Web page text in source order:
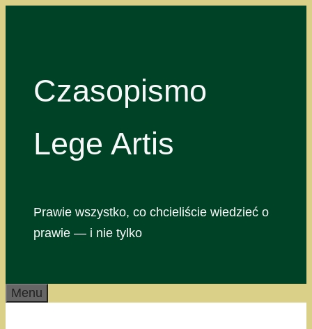
Czasopismo
Lege Artis
Prawie wszystko, co chcieliście wiedzieć o
prawie — i nie tylko
Menu